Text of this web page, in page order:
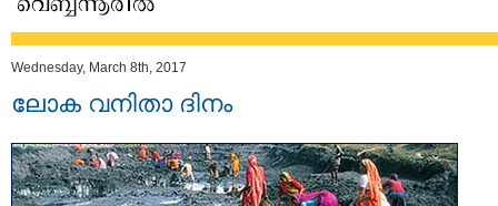
Wednesday, March 8th, 2017
ലോക വനിതാ ദിനം